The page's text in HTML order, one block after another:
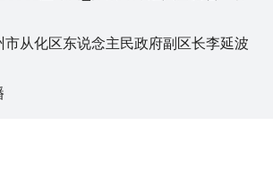
市从化区东说念主民政府副区长李延波